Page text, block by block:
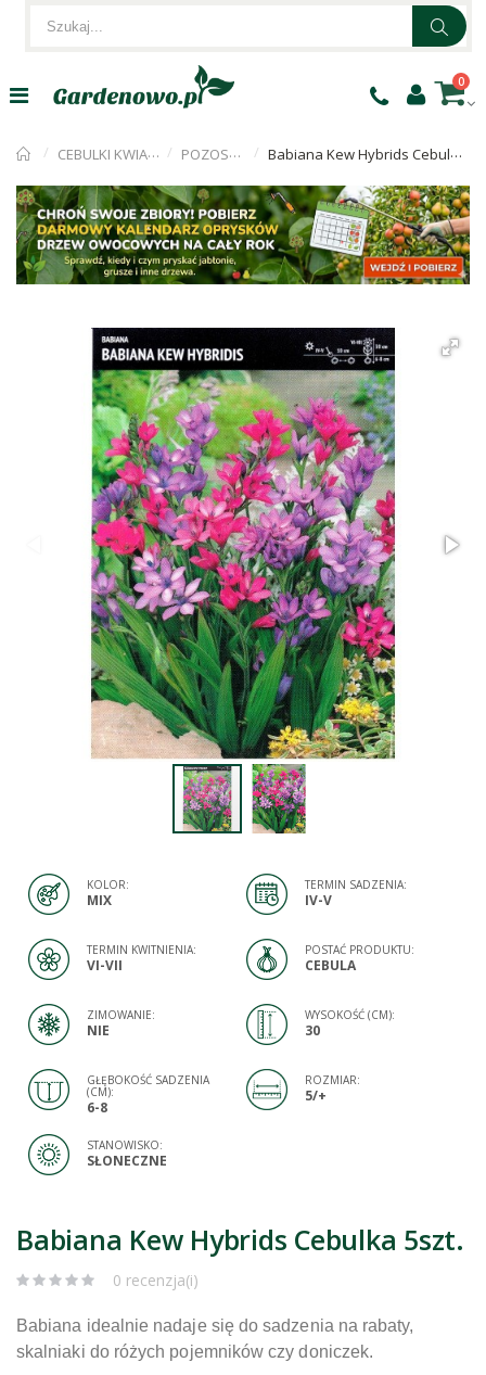
0
CEBULKI KWIATÓW POZOSTAŁE Babiana Kew Hybrids Cebulka 5szt.
KOLOR:
MIX
TERMIN SADZENIA:
IV-V
TERMIN KWITNIENIA:
VI-VII
POSTAĆ PRODUKTU:
CEBULA
ZIMOWANIE:
NIE
WYSOKOŚĆ (CM):
30
GŁĘBOKOŚĆ SADZENIA
(CM):
6-8
ROZMIAR:
5/+
STANOWISKO:
SŁONECZNE
Babiana Kew Hybrids Cebulka 5szt.
0 recenzja(i)
Babiana idealnie nadaje się do sadzenia na rabaty,
skalniaki do różych pojemników czy doniczek.